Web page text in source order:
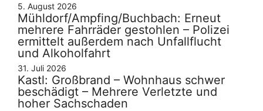
5. August 2026
Mühldorf/Ampfing/Buchbach: Erneut
mehrere Fahrräder gestohlen – Polizei
ermittelt außerdem nach Unfallflucht
und Alkoholfahrt
31. Juli 2026
Kastl: Großbrand – Wohnhaus schwer
beschädigt – Mehrere Verletzte und
hoher Sachschaden